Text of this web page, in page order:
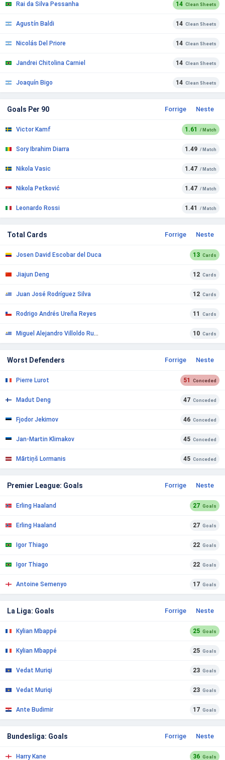
Rai da Silva Pessanha 14 Clean Sheets
Agustín Baldi 14 Clean Sheets
Nicolás Del Priore 14 Clean Sheets
Jandrei Chitolina Carniel 14 Clean Sheets
Joaquín Bigo 14 Clean Sheets
Goals Per 90 Forrige Neste
Victor Kamf 1.61 / Match
Sory Ibrahim Diarra 1.49 / Match
Nikola Vasic 1.47 / Match
Nikola Petković 1.47 / Match
Leonardo Rossi 1.41 / Match
Total Cards Forrige Neste
Josen David Escobar del Duca 13 Cards
Jiajun Deng 12 Cards
Juan José Rodríguez Silva 12 Cards
Rodrigo Andrés Ureña Reyes 11 Cards
Miguel Alejandro Villoldo Rueda 10 Cards
Worst Defenders Forrige Neste
Pierre Lurot 51 Conceded
Madut Deng 47 Conceded
Fjodor Jekimov 46 Conceded
Jan-Martin Klimakov 45 Conceded
Mārtiņš Lormanis 45 Conceded
Premier League: Goals Forrige Neste
Erling Haaland 27 Goals
Erling Haaland 27 Goals
Igor Thiago 22 Goals
Igor Thiago 22 Goals
Antoine Semenyo 17 Goals
La Liga: Goals Forrige Neste
Kylian Mbappé 25 Goals
Kylian Mbappé 25 Goals
Vedat Muriqi 23 Goals
Vedat Muriqi 23 Goals
Ante Budimir 17 Goals
Bundesliga: Goals Forrige Neste
Harry Kane 36 Goals